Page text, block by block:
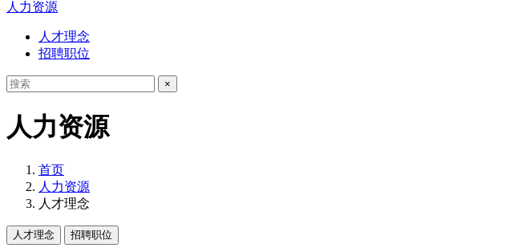
人力资源
人才理念
招聘职位
×
人力资源
首页
人力资源
人才理念
人才理念 招聘职位